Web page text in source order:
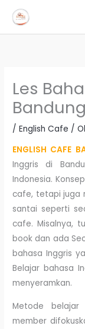
Lewati
konten
Les
/English Cafe /
ENGLISH CAFE
Inggris di
Indonesia.
cafe, tetapi juga
santai seperti
cafe. Misalnya,
book dan ada
bahasa Inggris
Belajar bahasa
menyeramkan.
Metode belajar
member